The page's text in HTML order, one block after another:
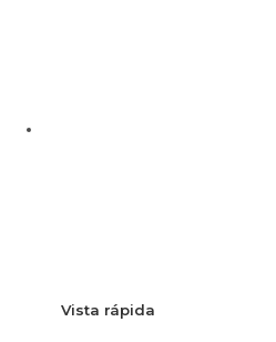
Vista rápida